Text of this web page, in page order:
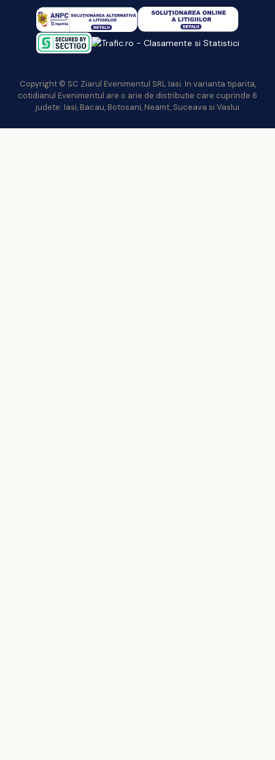
Copyright © SC Ziarul Evenimentul SRL Iasi. In varianta tiparita,
cotidianul Evenimentul are o arie de distributie care cuprinde 6
judete: Iasi, Bacau, Botosani, Neamt, Suceava si Vaslui